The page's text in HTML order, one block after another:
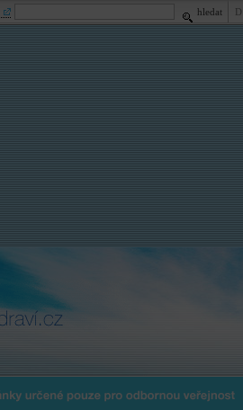
určené pouze pro odbornou veřejnost
hledat